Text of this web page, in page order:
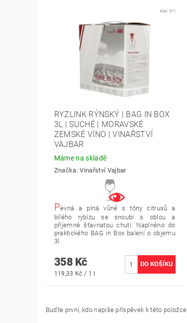
Kód:571
RYZLINK RÝNSKÝ | BAG IN BOX
3L | SUCHÉ | MORAVSKÉ
ZEMSKÉ VÍNO | VINAŘSTVÍ
VAJBAR
Máme na skladě
Značka:Vinařství Vajbar
Pevná a plná vůně s tóny citrusů a
bílého rybízu se snoubí s oblou a
příjemně šťavnatou chutí. Naplněno do
praktického BAG in Box balení o objemu
3l.
358 Kč
119,33 Kč / 1 l
Buďte první, kdo napíše příspěvek k této položce.